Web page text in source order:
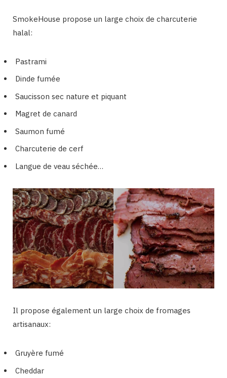
SmokeHouse propose un large choix de charcuterie
halal:
Pastrami
Dinde fumée
Saucisson sec nature et piquant
Magret de canard
Saumon fumé
Charcuterie de cerf
Langue de veau séchée…
Il propose également un large choix de fromages
artisanaux:
Gruyère fumé
Cheddar